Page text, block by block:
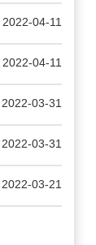
2022-04-11
2022-04-11
2022-03-31
2022-03-31
2022-03-21